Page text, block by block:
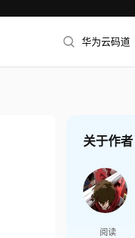
华为云码道
关于作者
阅读